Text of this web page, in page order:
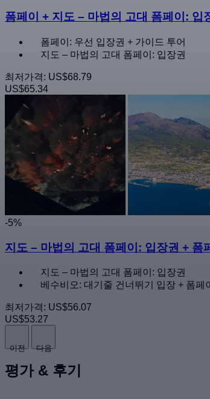
폼페이 + 지도 – 마법의 고대 폼페이: 입
폼페이: 우선 입장권 + 가이드 투어
지도 – 마법의 고대 폼페이: 입장권
최저가격: US$68.79
US$65.34
-5%
지도 – 마법의 고대 폼페이: 입장권 + 폼
지도 – 마법의 고대 폼페이: 입장권
베수비오: 대기줄 건너뛰기 입장 + 폼페
최저가격: US$56.07
US$53.27
이전 다음
평가 & 후기